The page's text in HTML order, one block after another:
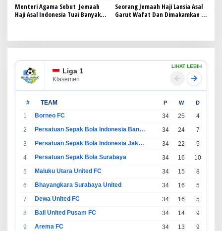
Menteri Agama Sebut Jemaah
Haji Asal Indonesia Tuai Banyak
Seorang Jemaah Haji Lansia Asal
Garut Wafat Dan Dimakamkan Di
Liga 1
Klasemen
LIHAT LEBIH
# TEAM P W D
1 Borneo FC 34 25 4
2
Persatuan Sepak Bola Indonesia Bandung 34 24 7
3
Persatuan Sepak Bola Indonesia Jakarta 34 22 5
4
Persatuan Sepak Bola Surabaya 34 16 10
5
Maluku Utara United FC 34 15 8
6
Bhayangkara Surabaya United 34 16 5
7
Dewa United FC 34 16 5
8
Bali United Pusam FC 34 14 9
9
Arema FC 34 13 9